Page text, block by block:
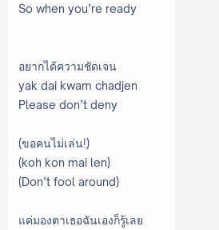
So when you’re ready
อยากได้ความชัดเจน
yak dai kwam chadjen
Please don’t deny
(ขอคนไม่เล่น!)
(koh kon mai len)
(Don’t fool around)
แค่มองตาเธอฉันเองก็รู้เลย